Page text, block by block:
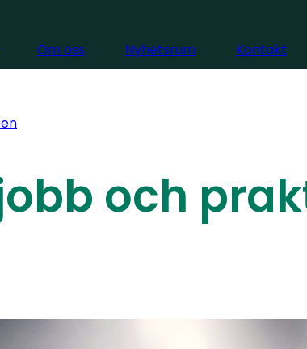
Om oss Nyhetsrum Kontakt
och